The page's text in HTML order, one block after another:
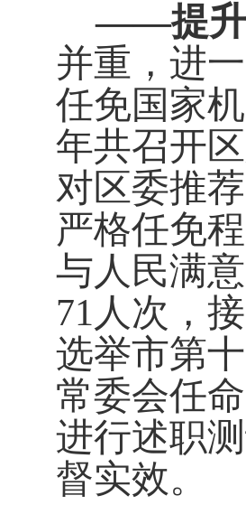
——提
并重，进
任免国家
年共召开
对区委推荐
严格任免
与人民满
71 人次，
选举市第
常委会任
进行述职
督实效。